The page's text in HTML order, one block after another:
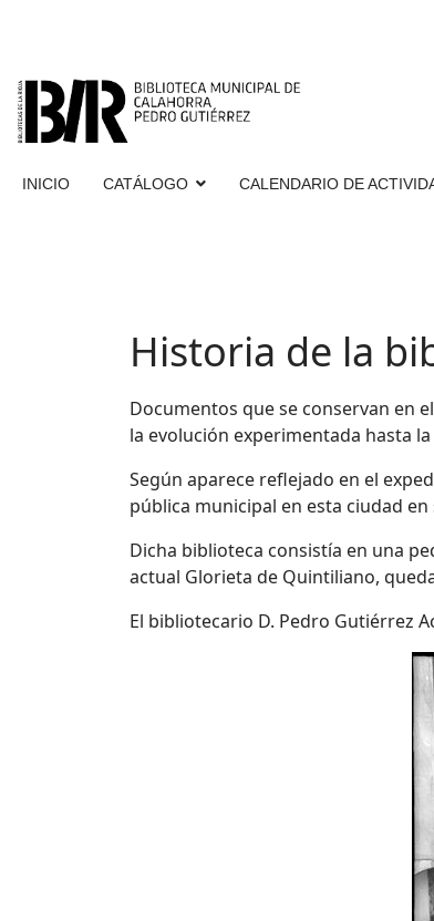
INICIO CATÁLOGO CALENDARIO DE
Historia de la
Documentos que se conservan en
la evolución experimentada hasta
Según aparece reflejado en el
pública municipal en esta ciudad en
Dicha biblioteca consistía en una
actual Glorieta de Quintiliano,
El bibliotecario D. Pedro Gutiérrez